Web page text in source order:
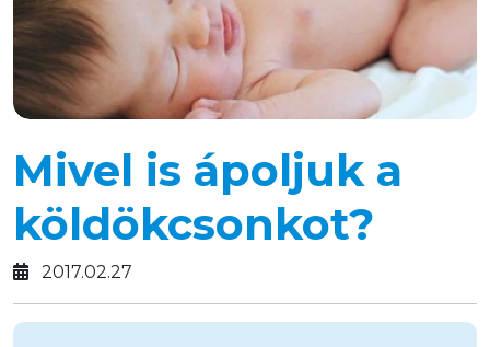
Mivel is ápoljuk a
köldökcsonkot?
2017.02.27